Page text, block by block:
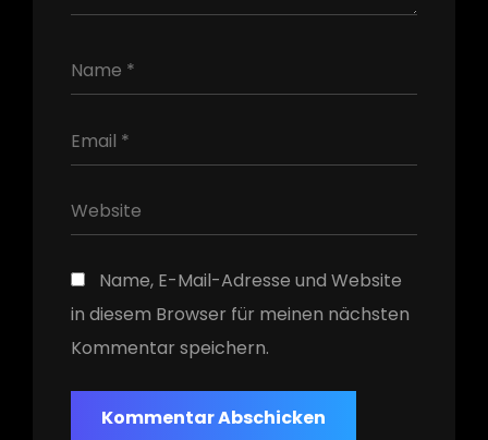
Name, E-Mail-Adresse und Website
in diesem Browser für meinen nächsten
Kommentar speichern.